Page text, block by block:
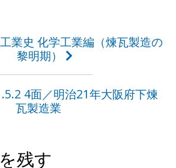
業史 化学工業編（煉瓦製造の
黎明期）
4面／明治21年大阪府下煉
瓦製造業
残す